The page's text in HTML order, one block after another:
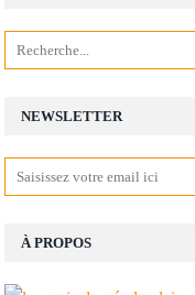
NEWSLETTER
À PROPOS